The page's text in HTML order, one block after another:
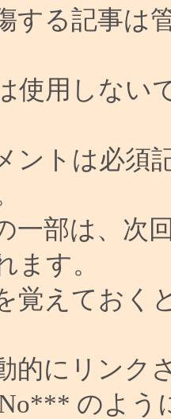
する記事は
使用しない
ントは必須
一部は、次
ます。
覚えておく
的にリンク
のよう